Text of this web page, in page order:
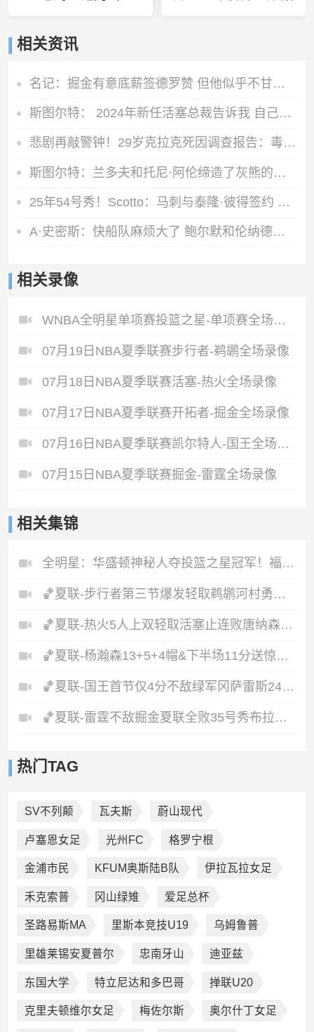
相关资讯
名记：掘金有意底薪签德罗赞 但他似乎不甘心只拿底薪合同
斯图尔特： 2024年新任活塞总裁告诉我 自己可能成为交易筹码
悲剧再敲警钟！29岁克拉克死因调查报告：毒品吸食过量致死
斯图尔特：兰多夫和托尼·阿伦缔造了灰熊的铁血球风
25年54号秀！Scotto：马刺与泰隆·彼得签约 球员将参加训练营
A·史密斯：快船队麻烦大了 鲍尔默和伦纳德都应该被禁赛一年！
相关录像
WNBA全明星单项赛投篮之星-单项赛全场录像
07月19日NBA夏季联赛步行者-鹈鹕全场录像
07月18日NBA夏季联赛活塞-热火全场录像
07月17日NBA夏季联赛开拓者-掘金全场录像
07月16日NBA夏季联赛凯尔特人-国王全场录像
07月15日NBA夏季联赛掘金-雷霆全场录像
相关集锦
全明星：华盛顿神秘人夺投篮之星冠军！福德夺得三分大赛冠军！
🏀夏联-步行者第三节爆发轻取鹈鹕河村勇辉5+5+12斯劳森22分
🏀夏联-热火5人上双轻取活塞止连败唐纳森20+8+10奥科里27分
🏀夏联-杨瀚森13+5+4帽&下半场11分送惊艳妙传开拓者力克掘金
🏀夏联-国王首节仅4分不敌绿军冈萨雷斯24+10+5塞纳克10+12
🏀夏联-雷霆不敌掘金夏联全败35号秀布拉齐尔32+6马拉14+7+6
热门TAG
SV不列颠 瓦夫斯 蔚山现代
卢塞恩女足 光州FC 格罗宁根
金浦市民 KFUM奥斯陆B队 伊拉瓦拉女足
禾克索普 冈山绿雉 爱足总杯
圣路易斯MA 里斯本竞技U19 乌姆鲁普
里雄莱锡安夏普尔 忠南牙山 迪亚兹
东国大学 特立尼达和多巴哥 掸联U20
克里夫顿维尔女足 梅佐尔斯 奥尔什丁女足